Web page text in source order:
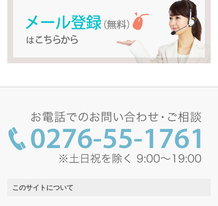
このサイトについて